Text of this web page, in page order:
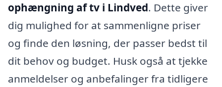
ophængning af tv i Lindved. Dette giver
dig mulighed for at sammenligne priser
og finde den løsning, der passer bedst til
dit behov og budget. Husk også at tjekke
anmeldelser og anbefalinger fra tidligere